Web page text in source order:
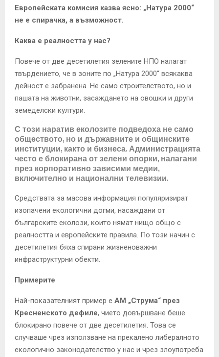
Европейската комисия казва ясно: „Натура 2000“
не е спирачка, а възможност.
Каква е реалността у нас?
Повече от две десетилетия зелените НПО налагат
твърдението, че в зоните по „Натура 2000“ всякаква
дейност е забранена. Не само строителството, но и
пашата на животни, засаждането на овошки и други
земеделски култури.
С този наратив еколозите подведоха не само
обществото, но и държавните и общинските
институции, както и бизнеса. Администрацията
често е блокирана от зелени опорки, налагани
през корпоративно зависими медии,
включително и национални телевизии.
Средствата за масова информация популяризират
изопачени екологични догми, насаждани от
българските еколози, които нямат нищо общо с
реалността и европейските правила. По този начин с
десетилетия бяха спирани жизненоважни
инфраструктурни обекти.
Примерите
Най-показателният пример е АМ „Струма“ през
Кресненското дефиле, чието довършване беше
блокирано повече от две десетилетия. Това се
случваше чрез използване на прекалено либералното
екологично законодателство у нас и чрез злоупотреба